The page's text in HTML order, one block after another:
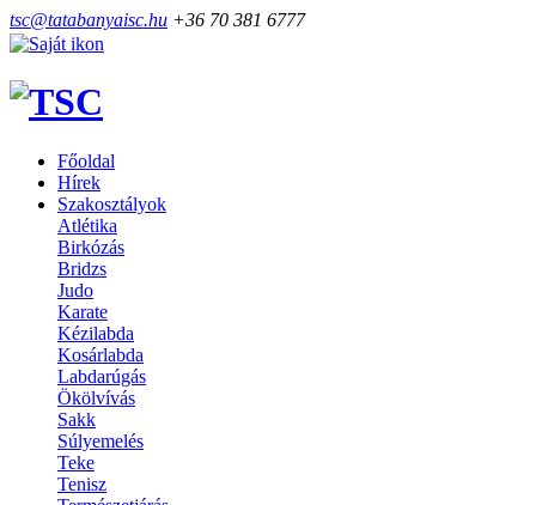
tsc@tatabanyaisc.hu +36 70 381 6777
Főoldal
Hírek
Szakosztályok
Atlétika
Birkózás
Bridzs
Judo
Karate
Kézilabda
Kosárlabda
Labdarúgás
Ökölvívás
Sakk
Súlyemelés
Teke
Tenisz